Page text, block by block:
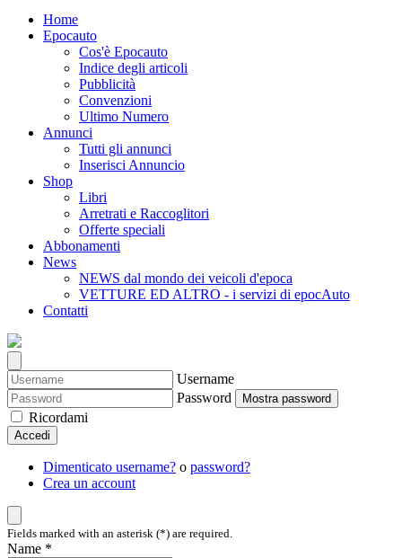
Home
Epocauto
Cos'è Epocauto
Indice degli articoli
Pubblicità
Convenzioni
Ultimo Numero
Annunci
Tutti gli annunci
Inserisci Annuncio
Shop
Libri
Arretrati e Raccoglitori
Offerte speciali
Abbonamenti
News
NEWS dal mondo dei veicoli d'epoca
VETTURE ED ALTRO - i servizi di epocAuto
Contatti
Username
Password
Mostra password
Ricordami
Accedi
Dimenticato username? o password?
Crea un account
Fields marked with an asterisk (*) are required.
Name *